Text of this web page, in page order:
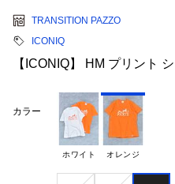
TRANSITION PAZZO
ICONIQ
【ICONIQ】 HM プリント
カラー
ホワイト オレンジ